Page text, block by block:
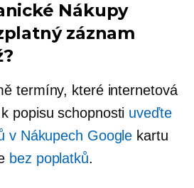
Nákupy
záznam
termíny, které internetová
popisu schopnosti uveďte
v Nákupech Google kartu
bez poplatků.